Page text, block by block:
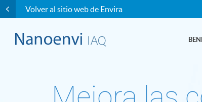
Volver al sitio web de Envira